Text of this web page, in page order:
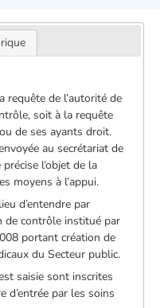
requête de l’autorité de
soit à la requête
de ses ayants droit.
au secrétariat de
l’objet de la
moyens à l’appui.
d’entendre par
de contrôle institué par
portant création de
du Secteur public.
saisie sont inscrites
d’entrée par les soins